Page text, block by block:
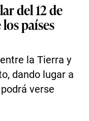
del 12 de
países
la Tierra y
dando lugar a
verse